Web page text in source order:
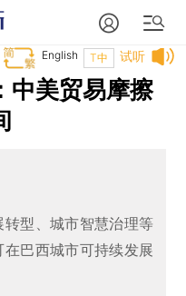
试听
T中
English
中美贸易摩擦
型、城市智慧治理等
巴西城市可持续发展